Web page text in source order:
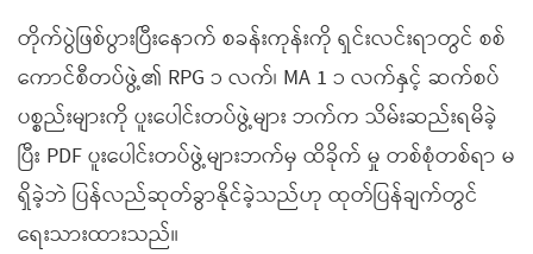
တိုက်ပွဲဖြစ်ပွားပြီးနောက် စခန်းကုန်းကို ရှင်းလင်းရာတွင် စစ်
ကောင်စီတပ်ဖွဲ့၏ RPG ၁ လက်၊ MA 1 ၁ လက်နှင့် ဆက်စပ်
ပစ္စည်းများကို ပူးပေါင်းတပ်ဖွဲ့များ ဘက်က သိမ်းဆည်းရမိခဲ့
ပြီး PDF ပူးပေါင်းတပ်ဖွဲ့များဘက်မှ ထိခိုက် မှု တစ်စုံတစ်ရာ မ
ရှိခဲ့ဘဲ ပြန်လည်ဆုတ်ခွာနိုင်ခဲ့သည်ဟု ထုတ်ပြန်ချက်တွင်
ရေးသားထားသည်။